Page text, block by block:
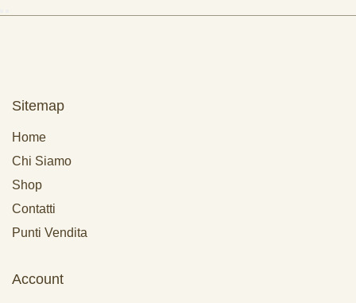
Sitemap
Home
Chi Siamo
Shop
Contatti
Punti Vendita
Account